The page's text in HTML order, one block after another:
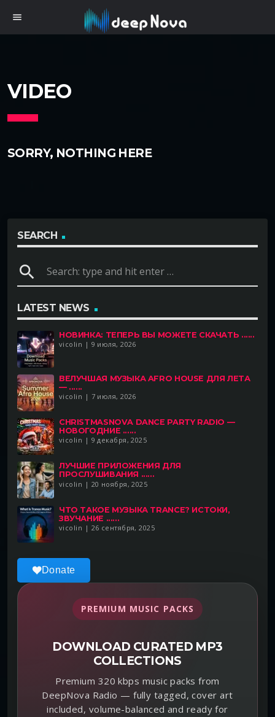
menu
VIDEO
SORRY, NOTHING HERE
SEARCH
search
LATEST NEWS
НОВИНКА: ТЕПЕРЬ ВЫ МОЖЕТЕ СКАЧАТЬ ......
vicolin | 9 июля, 2026
BEЛУЧШАЯ МУЗЫКА AFRO HOUSE ДЛЯ ЛЕТА
— ......
vicolin | 7 июля, 2026
CHRISTMASNOVA DANCE PARTY RADIO —
НОВОГОДНИЕ ......
vicolin | 9 декабря, 2025
ЛУЧШИЕ ПРИЛОЖЕНИЯ ДЛЯ
ПРОСЛУШИВАНИЯ ......
vicolin | 20 ноября, 2025
ЧТО ТАКОЕ МУЗЫКА TRANCE? ИСТОКИ,
ЗВУЧАНИЕ ......
vicolin | 26 сентября, 2025
Donate
PREMIUM MUSIC PACKS
DOWNLOAD CURATED MP3
COLLECTIONS
Premium 320 kbps music packs from
DeepNova Radio — fully tagged, cover art
included, volume-balanced and ready for